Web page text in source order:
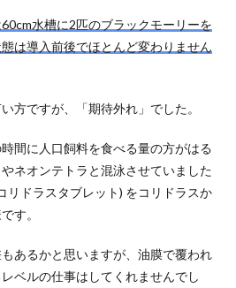
水槽に2匹のブラックモーリーを
は導入前後でほとんど変わりません
方ですが、「期待外れ」でした。
間に人口飼料を食べる量の方がはる
ネオンテトラと混泳させていました
リドラスタブレット) をコリドラスか
す。
あるかと思いますが、油膜で覆われ
ベルの仕事はしてくれませんでし